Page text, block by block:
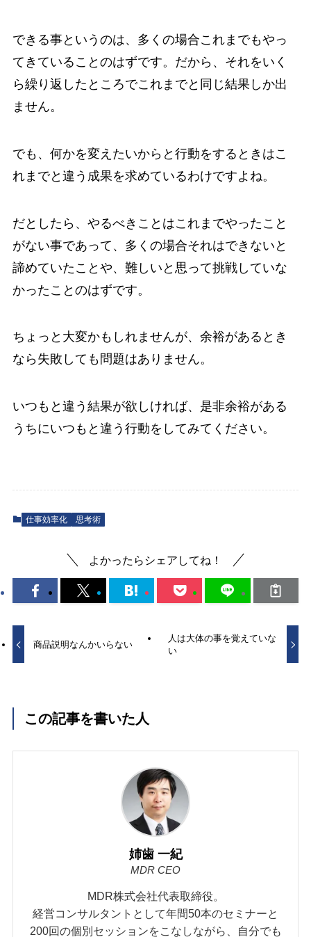
できる事というのは、多くの場合これまでもやっ
てきていることのはずです。だから、それをいく
ら繰り返したところでこれまでと同じ結果しか出
ません。
でも、何かを変えたいからと行動をするときはこ
れまでと違う成果を求めているわけですよね。
だとしたら、やるべきことはこれまでやったこと
がない事であって、多くの場合それはできないと
諦めていたことや、難しいと思って挑戦していな
かったことのはずです。
ちょっと大変かもしれませんが、余裕があるとき
なら失敗しても問題はありません。
いつもと違う結果が欲しければ、是非余裕がある
うちにいつもと違う行動をしてみてください。
仕事効率化 思考術
よかったらシェアしてね！
商品説明なんかいらない
人は大体の事を覚えていな
い
この記事を書いた人
姉歯 一紀
MDR CEO
MDR株式会社代表取締役。
経営コンサルタントとして年間50本のセミナーと
200回の個別セッションをこなしながら、自分でも